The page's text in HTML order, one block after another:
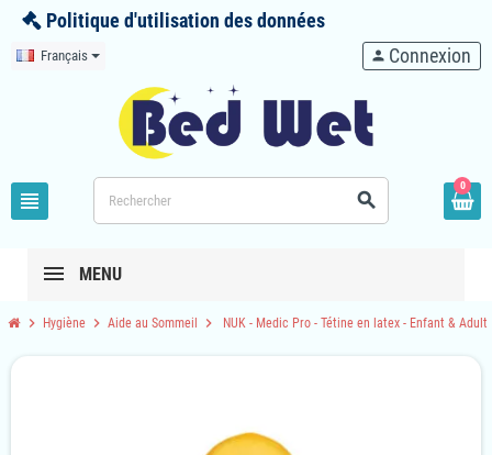
Politique d'utilisation des données
Français
view_headline search
person Connexion
0
MENU
chevron_right Hygiène chevron_right Aide au Sommeil chevron_right NUK - Medic Pro - Tétine en latex - Enfant &